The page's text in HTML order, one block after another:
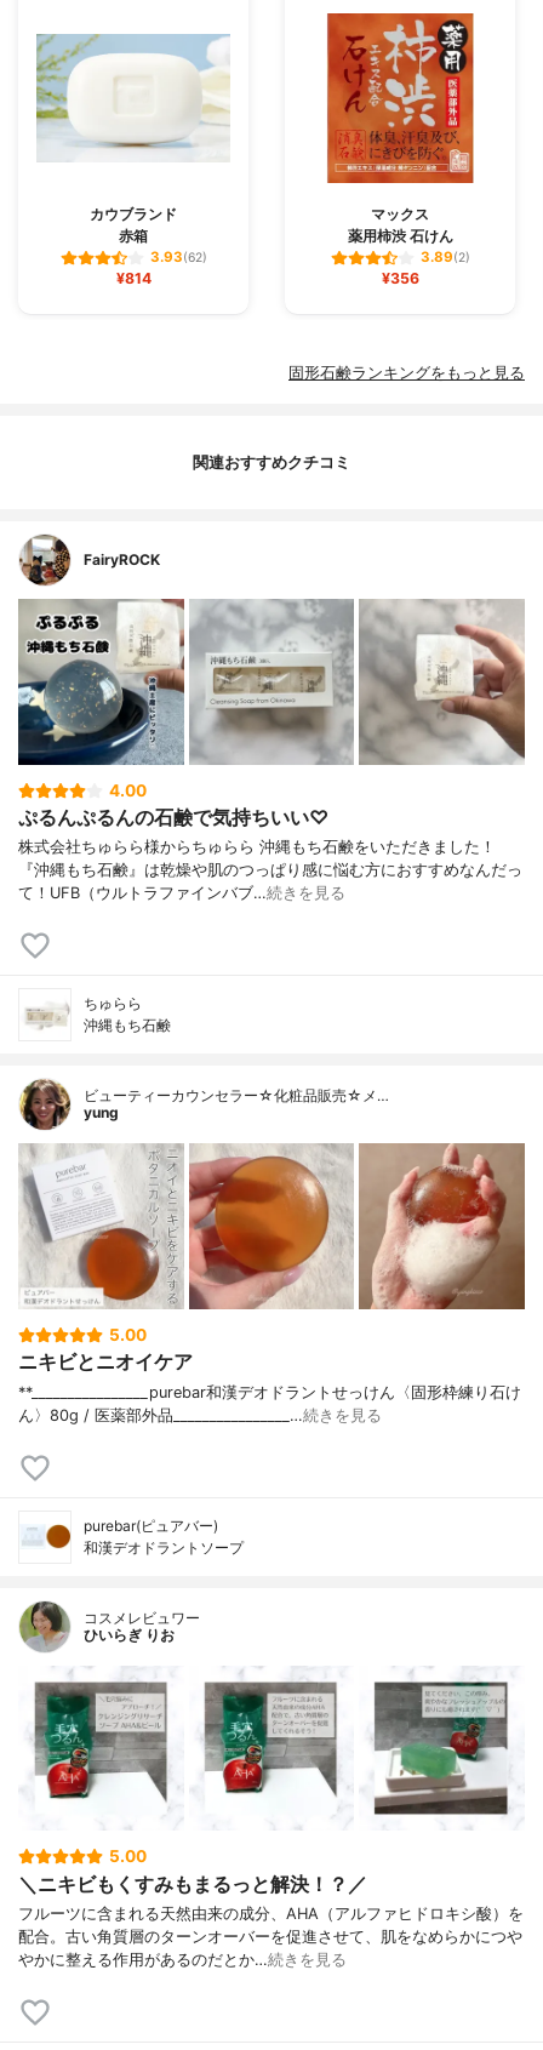
カウブランド
赤箱
3.93(62)
¥814
マックス
薬用柿渋 石けん
3.89(2)
¥356
固形石鹸ランキングをもっと見る
関連おすすめクチコミ
FairyROCK
4.00
ぷるんぷるんの石鹸で気持ちいい♡
株式会社ちゅらら様からちゅらら 沖縄もち石鹸をいただきました！
『沖縄もち石鹸』は乾燥や肌のつっぱり感に悩む方におすすめなんだっ
て！UFB（ウルトラファインバブ…続きを見る
ちゅらら
沖縄もち石鹸
ビューティーカウンセラー☆化粧品販売☆メ…
yung
5.00
ニキビとニオイケア
**________________⁡⁡purebar⁡和漢デオドラントせっけん〈固形枠練り石け
ん〉⁡80g / 医薬部外品⁡________________⁡…続きを見る
purebar(ピュアバー)
和漢デオドラントソープ
コスメレビュワー
ひいらぎ りお
5.00
＼ニキビもくすみもまるっと解決！？／
フルーツに含まれる天然由来の成分、AHA（アルファヒドロキシ酸）を
配合。古い角質層のターンオーバーを促進させて、肌をなめらかにつや
やかに整える作用があるのだとか…続きを見る